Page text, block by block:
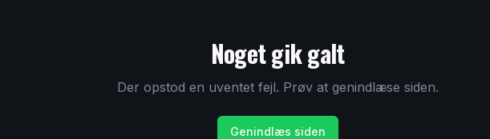
Noget gik galt
Der opstod en uventet fejl. Prøv at genindlæse siden.
Genindlæs siden